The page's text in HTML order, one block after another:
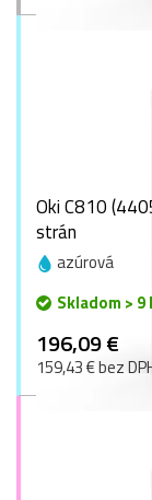
Oki C810
strán
azúrová
Skladom > 9
196,09 €
159,43 € bez